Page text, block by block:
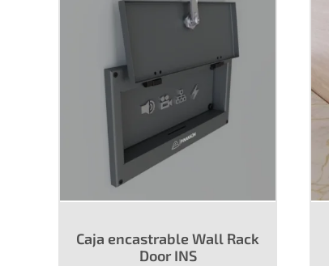
Caja encastrable Wall Rack
Door INS